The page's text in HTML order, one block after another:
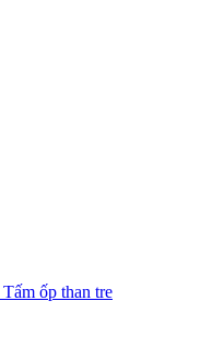
Tấm ốp than tre